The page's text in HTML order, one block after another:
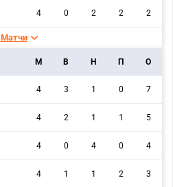
4 0 2 2 2
Матчи
M В Н П О
4 3 1 0 7
4 2 1 1 5
4 0 4 0 4
4 1 1 2 3